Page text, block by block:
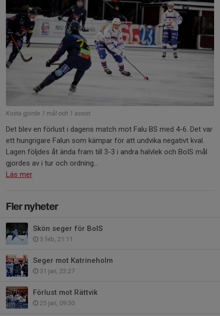
Kosta gjorde 1 mål och 1 assist
Det blev en förlust i dagens match mot Falu BS med 4-6. Det var
ett hungrigare Falun som kämpar för att undvika negativt kval.
Lagen följdes åt ända fram till 3-3 i andra halvlek och BoIS mål
gjordes av i tur och ordning...
Läs mer
Fler nyheter
Skön seger för BoIS
3 feb, 21:11
Seger mot Katrineholm
31 jan, 23:27
Förlust mot Rättvik
25 jan, 09:30